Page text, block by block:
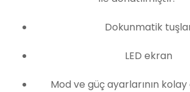
Dokunmatik
LED ekran
Mod ve güç ayarlarının